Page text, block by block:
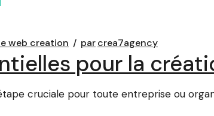
web creation parcrea7agency
pour la
cruciale pour toute entreprise ou